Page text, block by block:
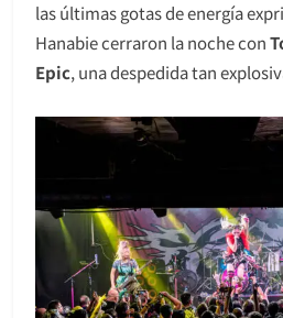
las últimas gotas de energía
Hanabie cerraron la noche con
Epic, una despedida tan